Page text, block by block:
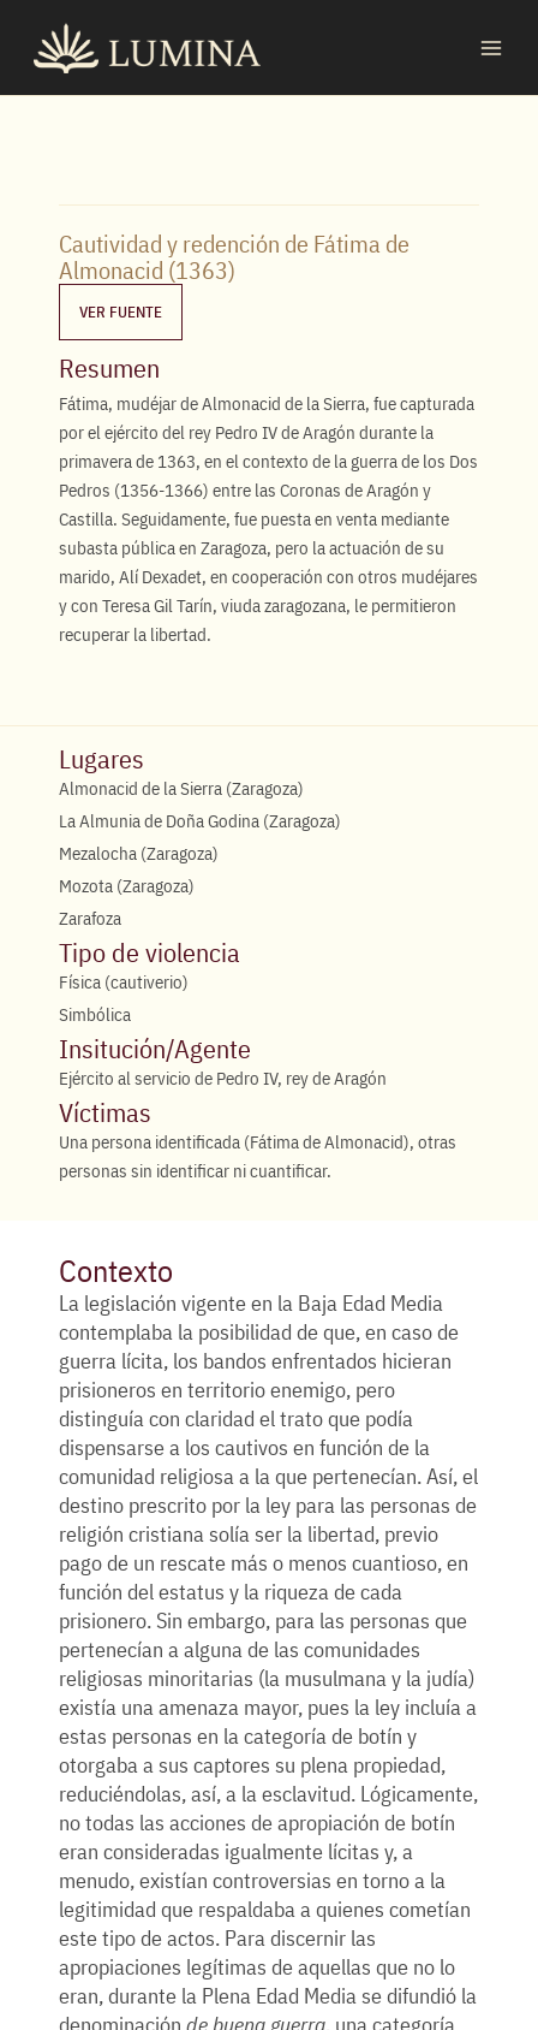
contenido
Cautividad y redención de Fátima de
Almonacid (1363)
VER FUENTE
Resumen
Fátima, mudéjar de Almonacid de la Sierra, fue capturada
por el ejército del rey Pedro IV de Aragón durante la
primavera de 1363, en el contexto de la guerra de los Dos
Pedros (1356-1366) entre las Coronas de Aragón y
Castilla. Seguidamente, fue puesta en venta mediante
subasta pública en Zaragoza, pero la actuación de su
marido, Alí Dexadet, en cooperación con otros mudéjares
y con Teresa Gil Tarín, viuda zaragozana, le permitieron
recuperar la libertad.
Lugares
Almonacid de la Sierra (Zaragoza)
La Almunia de Doña Godina (Zaragoza)
Mezalocha (Zaragoza)
Mozota (Zaragoza)
Zarafoza
Tipo de violencia
Física (cautiverio)
Simbólica
Insitución/Agente
Ejército al servicio de Pedro IV, rey de Aragón
Víctimas
Una persona identificada (Fátima de Almonacid), otras
personas sin identificar ni cuantificar.
Contexto
La legislación vigente en la Baja Edad Media
contemplaba la posibilidad de que, en caso de
guerra lícita, los bandos enfrentados hicieran
prisioneros en territorio enemigo, pero
distinguía con claridad el trato que podía
dispensarse a los cautivos en función de la
comunidad religiosa a la que pertenecían. Así, el
destino prescrito por la ley para las personas de
religión cristiana solía ser la libertad, previo
pago de un rescate más o menos cuantioso, en
función del estatus y la riqueza de cada
prisionero. Sin embargo, para las personas que
pertenecían a alguna de las comunidades
religiosas minoritarias (la musulmana y la judía)
existía una amenaza mayor, pues la ley incluía a
estas personas en la categoría de botín y
otorgaba a sus captores su plena propiedad,
reduciéndolas, así, a la esclavitud. Lógicamente,
no todas las acciones de apropiación de botín
eran consideradas igualmente lícitas y, a
menudo, existían controversias en torno a la
legitimidad que respaldaba a quienes cometían
este tipo de actos. Para discernir las
apropiaciones legítimas de aquellas que no lo
eran, durante la Plena Edad Media se difundió la